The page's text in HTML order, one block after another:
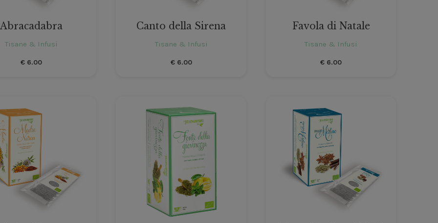
Abracadabra
Tisane & Infusi
€ 6.00
Canto della Sirena
Tisane & Infusi
€6.00
Favola di Natale
Tisane & Infusi
€ 6.00